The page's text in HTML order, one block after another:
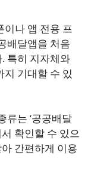
이나 앱 전용 프
배달앱을 처음
특히 지자체와
기대할 수 있
류는 ‘공공배달
확인할 수 있으
간편하게 이용